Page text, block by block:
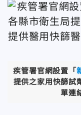
疾管署官網設置「
提供之家用快篩試
單連